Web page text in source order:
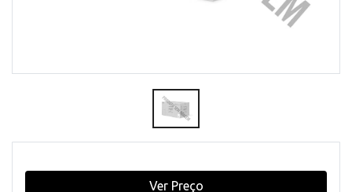
Ver Preço